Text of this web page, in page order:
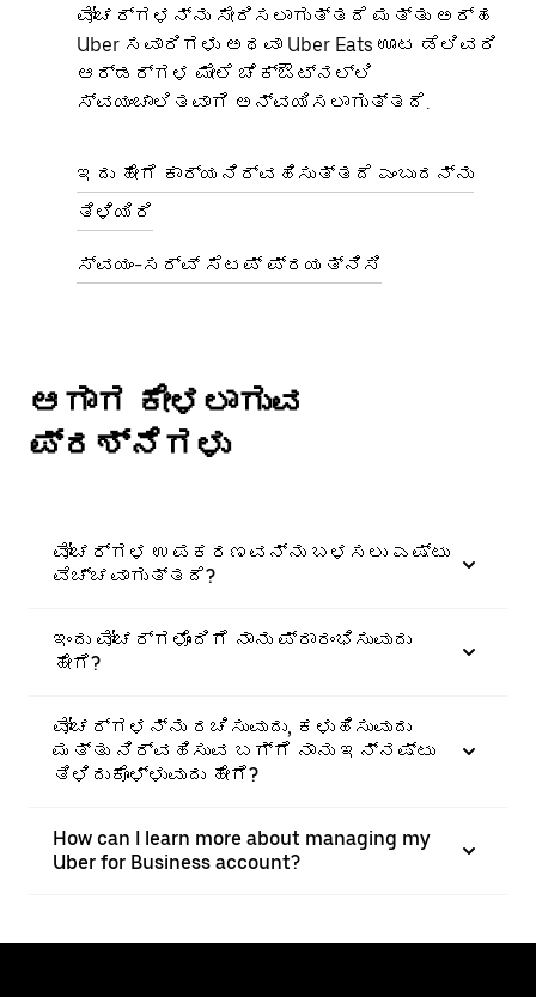
ವೋಚರ್ಗಳನ್ನು ಸೇರಿಸಲಾಗುತ್ತದೆ ಮತ್ತು ಅರ್ಹ
Uber ಸವಾರಿಗಳು ಅಥವಾ Uber Eats ಊಟ ಡೆಲಿವರಿ
ಆರ್ಡರ್ಗಳ ಮೇಲೆ ಚೆಕ್ಔಟ್ನಲ್ಲಿ
ಸ್ವಯಂಚಾಲಿತವಾಗಿ ಅನ್ವಯಿಸಲಾಗುತ್ತದೆ.
ಇದು ಹೇಗೆ ಕಾರ್ಯನಿರ್ವಹಿಸುತ್ತದೆ ಎಂಬುದನ್ನು
ತಿಳಿಯಿರಿ
ಸ್ವಯಂ-ಸರ್ವ್ ಸೆಟಪ್ ಪ್ರಯತ್ನಿಸಿ
ಆಗಾಗ ಕೇಳಲಾಗುವ
ಪ್ರಶ್ನೆಗಳು
ವೋಚರ್ಗಳ ಉಪಕರಣವನ್ನು ಬಳಸಲು ಎಷ್ಟು
ವೆಚ್ಚವಾಗುತ್ತದೆ?
ಇಂದು ವೋಚರ್ಗಳೊಂದಿಗೆ ನಾನು ಪ್ರಾರಂಭಿಸುವುದು
ಹೇಗೆ?
ವೋಚರ್ಗಳನ್ನು ರಚಿಸುವುದು, ಕಳುಹಿಸುವುದು
ಮತ್ತು ನಿರ್ವಹಿಸುವ ಬಗ್ಗೆ ನಾನು ಇನ್ನಷ್ಟು
ತಿಳಿದುಕೊಳ್ಳುವುದು ಹೇಗೆ?
How can I learn more about managing my
Uber for Business account?